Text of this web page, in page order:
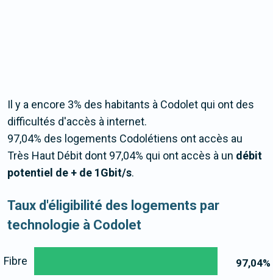
Il y a encore 3% des habitants à Codolet qui ont des
difficultés d'accès à internet.
97,04% des logements Codolétiens ont accès au
Très Haut Débit dont 97,04% qui ont accès à un débit
potentiel de + de 1Gbit/s.
Taux d'éligibilité des logements par
technologie à Codolet
97,04%
Fibre